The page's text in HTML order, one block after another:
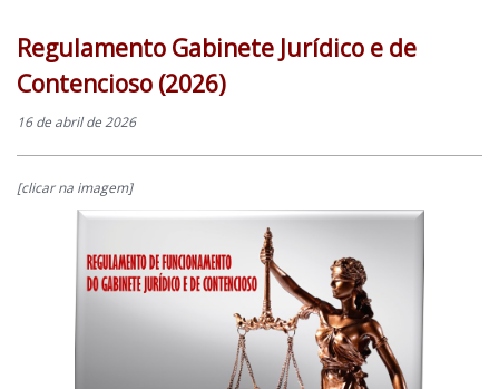
Regulamento Gabinete Jurídico e de
Contencioso (2026)
16 de abril de 2026
[clicar na imagem]